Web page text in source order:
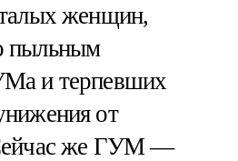
женщин,
пыльным
и терпевших
от
же ГУМ —